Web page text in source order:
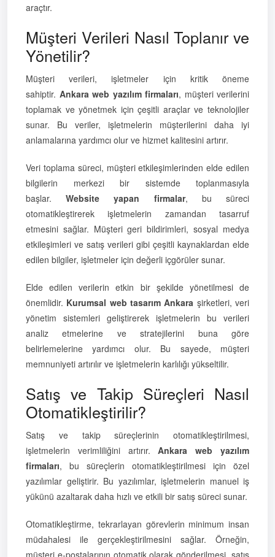
araçtır.
Müşteri Verileri Nasıl Toplanır ve
Yönetilir?
Müşteri verileri, işletmeler için kritik öneme
sahiptir. Ankara web yazılım firmaları, müşteri verilerini
toplamak ve yönetmek için çeşitli araçlar ve teknolojiler
sunar. Bu veriler, işletmelerin müşterilerini daha iyi
anlamalarına yardımcı olur ve hizmet kalitesini artırır.
Veri toplama süreci, müşteri etkileşimlerinden elde edilen
bilgilerin merkezi bir sistemde toplanmasıyla
başlar.Website yapan firmalar, bu süreci
otomatikleştirerek işletmelerin zamandan tasarruf
etmesini sağlar. Müşteri geri bildirimleri, sosyal medya
etkileşimleri ve satış verileri gibi çeşitli kaynaklardan elde
edilen bilgiler, işletmeler için değerli içgörüler sunar.
Elde edilen verilerin etkin bir şekilde yönetilmesi de
önemlidir. Kurumsal web tasarım Ankara şirketleri, veri
yönetim sistemleri geliştirerek işletmelerin bu verileri
analiz etmelerine ve stratejilerini buna göre
belirlemelerine yardımcı olur. Bu sayede, müşteri
memnuniyeti artırılır ve işletmelerin karlılığı yükseltilir.
Satış ve Takip Süreçleri Nasıl
Otomatikleştirilir?
Satış ve takip süreçlerinin otomatikleştirilmesi,
işletmelerin verimliliğini artırır.Ankara web yazılım
firmaları, bu süreçlerin otomatikleştirilmesi için özel
yazılımlar geliştirir. Bu yazılımlar, işletmelerin manuel iş
yükünü azaltarak daha hızlı ve etkili bir satış süreci sunar.
Otomatikleştirme, tekrarlayan görevlerin minimum insan
müdahalesi ile gerçekleştirilmesini sağlar. Örneğin,
müşteri e-postalarının otomatik olarak gönderilmesi, satış